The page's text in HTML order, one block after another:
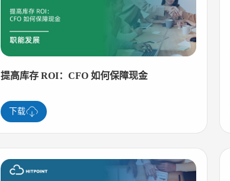
提高库存 ROI：CFO 如何保障现金
下载